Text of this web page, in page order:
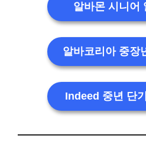
알바몬 시니
알바코리아 중
Indeed 중년 단